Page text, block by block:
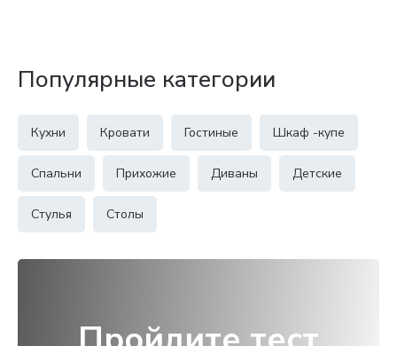
Популярные категории
Кухни Кровати Гостиные Шкаф -купе
Спальни Прихожие Диваны Детские
Стулья Столы